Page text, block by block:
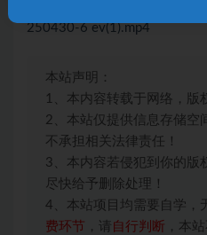
250430-6 ev(1).mp4
本站声明：
1、本内容转载于网络，版
2、本站仅提供信息存储空
不承担相关法律责任！
3、本内容若侵犯到你的版
尽快给予删除处理！
4、本站项目均需要自学，
费环节 ，请 自行判断 ，本